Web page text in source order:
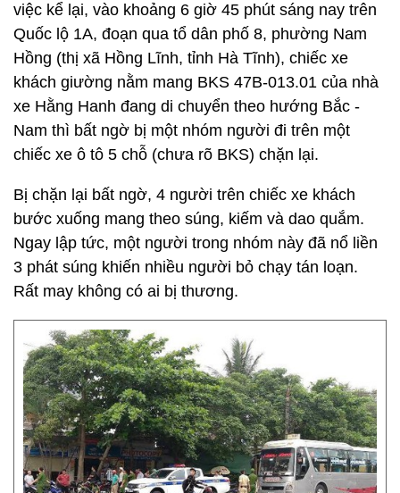
việc kể lại, vào khoảng 6 giờ 45 phút sáng nay trên
Quốc lộ 1A, đoạn qua tổ dân phố 8, phường Nam
Hồng (thị xã Hồng Lĩnh, tỉnh Hà Tĩnh), chiếc xe
khách giường nằm mang BKS 47B-013.01 của nhà
xe Hằng Hanh đang di chuyển theo hướng Bắc -
Nam thì bất ngờ bị một nhóm người đi trên một
chiếc xe ô tô 5 chỗ (chưa rõ BKS) chặn lại.
Bị chặn lại bất ngờ, 4 người trên chiếc xe khách
bước xuống mang theo súng, kiếm và dao quắm.
Ngay lập tức, một người trong nhóm này đã nổ liền
3 phát súng khiến nhiều người bỏ chạy tán loạn.
Rất may không có ai bị thương.